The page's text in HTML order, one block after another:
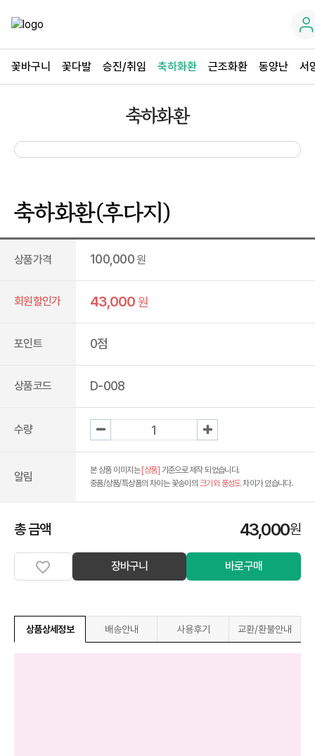
꽃바구니 꽃다발 승진/취임 축하화환 근조화환 동양난 서
축하화환
축하화환(후다지)
상품가격 100,000 원
회원할인가 43,000원
포인트 0점
상품코드 D-008
수량
알림 본 상품 이미지는 [상품] 기준으로 제작 되었습니다.
중품/상품/특상품의 차이는 꽃송이의 크기와 풍성도차이가 있습니다.
총 금액 43,000원
장바구니 바로구매
상품상세정보 배송안내 사용후기 교환/환불안내